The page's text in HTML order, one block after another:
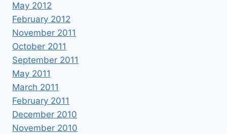
May 2012
February 2012
November 2011
October 2011
September 2011
May 2011
March 2011
February 2011
December 2010
November 2010